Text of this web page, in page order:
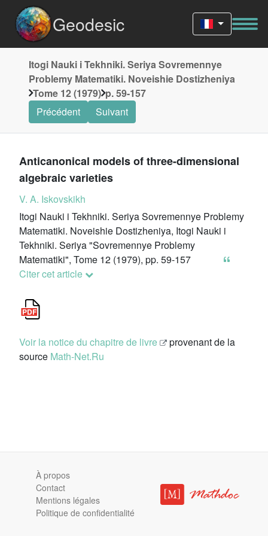
Geodesic
Itogi Nauki i Tekhniki. Seriya Sovremennye
Problemy Matematiki. Noveishie Dostizheniya
Tome 12 (1979) p. 59-157
Précédent
Suivant
Anticanonical models of three-dimensional
algebraic varieties
V. A. Iskovskikh
Itogi Nauki i Tekhniki. Seriya Sovremennye Problemy
Matematiki. Noveishie Dostizheniya, Itogi Nauki i
Tekhniki. Seriya "Sovremennye Problemy
Matematiki", Tome 12 (1979), pp. 59-157
Citer cet article
Voir la notice du chapitre de livre
provenant de la
source Math-Net.Ru
À propos
Contact
Mentions légales
Politique de confidentialité